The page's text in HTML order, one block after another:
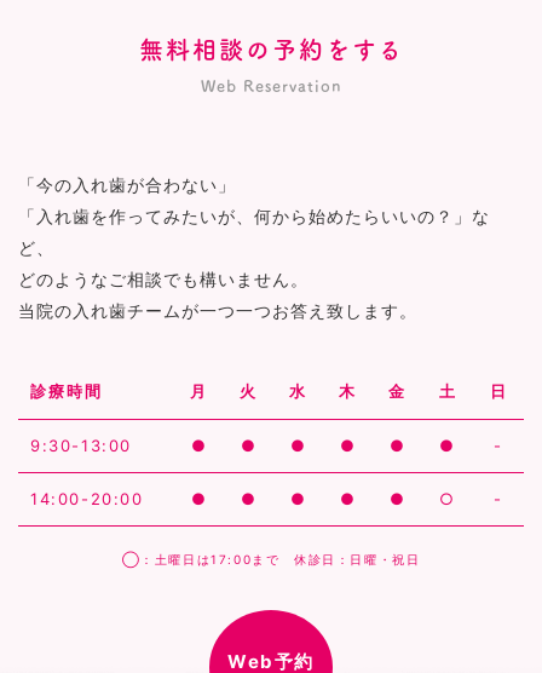
無料相談の予約をする
Web Reservation
「今の入れ歯が合わない」
「入れ歯を作ってみたいが、何から始めたらいいの？」な
ど、
どのようなご相談でも構いません。
当院の入れ歯チームが一つ一つお答え致します。
診療時間 月 火 水 木 金 土 日
9:30-13:00 ● ● ● ● ● ● -
14:00-20:00 ● ● ● ● ● ○ -
◯：土曜日は17:00まで 休診日：日曜・祝日
Web予約